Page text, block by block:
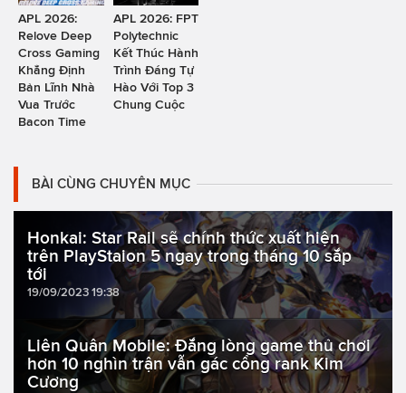
APL 2026:
Relove Deep
Cross Gaming
Khẳng Định
Bản Lĩnh Nhà
Vua Trước
Bacon Time
APL 2026: FPT
Polytechnic
Kết Thúc Hành
Trình Đáng Tự
Hào Với Top 3
Chung Cuộc
BÀI CÙNG CHUYÊN MỤC
Honkai: Star Rail sẽ chính thức xuất hiện
trên PlayStaion 5 ngay trong tháng 10 sắp
tới
19/09/2023 19:38
Liên Quân Mobile: Đắng lòng game thủ chơi
hơn 10 nghìn trận vẫn gác cổng rank Kim
Cương